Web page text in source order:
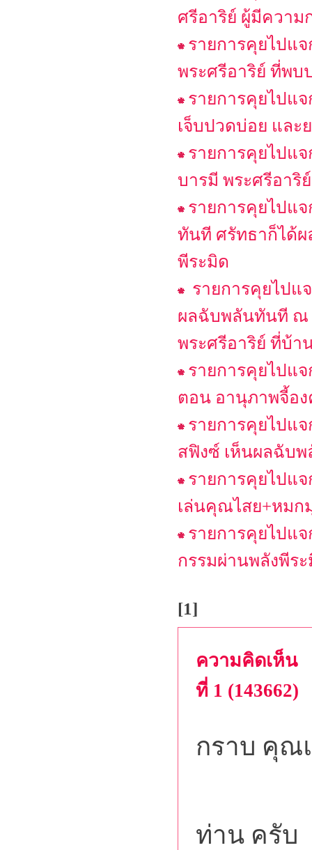
ศรีอาริย์ ผู้มีควา
รายการคุยไปแ
พระศรีอาริย์ ที่พ
รายการคุยไปแจ
เจ็บปวดบ่อย และ
รายการคุยไปแ
บารมี พระศรีอา
รายการคุยไปแ
ทันที ศรัทธาก็ได้
พีระมิด
รายการคุยไปแ
ผลฉับพลันทันที ณ
พระศรีอาริย์ ที่บ้า
รายการคุยไปแ
ตอน อานุภาพจี้อ
รายการคุยไปแ
สฟิงซ์ เห็นผลฉับ
รายการคุยไปแ
เล่นคุณไสย+หมก
รายการคุยไปแ
กรรมผ่านพลังพีร
[1]
ความคิดเห็น
ที่ 1 (143662)
กราบ คุณ
ท่าน ครับ